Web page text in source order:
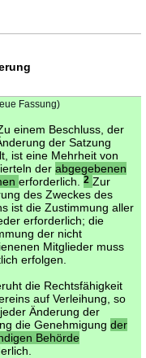
Fassung)
einem Beschluss, der
der Satzung
ist eine Mehrheit von
der abgegebenen
erforderlich. 2 Zur
des Zweckes des
ist die Zustimmung aller
erforderlich; die
der nicht
Mitglieder muss
erfolgen.
die Rechtsfähigkeit
auf Verleihung, so
Änderung der
die Genehmigung der
Behörde